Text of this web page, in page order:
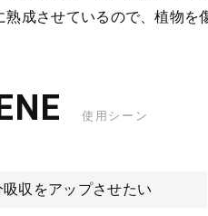
熟成させているので、植物を
使用シーン
収をアップさせたい